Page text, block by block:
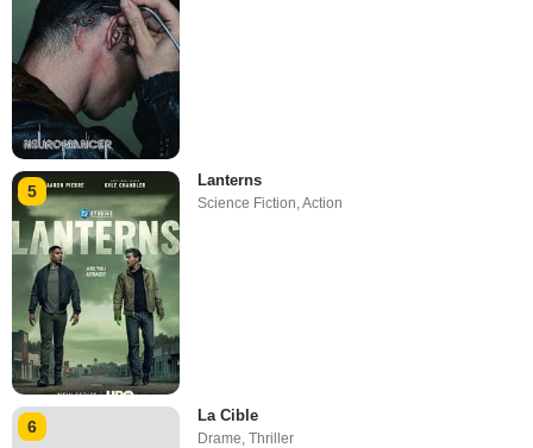
5
Lanterns
Science Fiction ,Action
6
La Cible
Drame,Thriller